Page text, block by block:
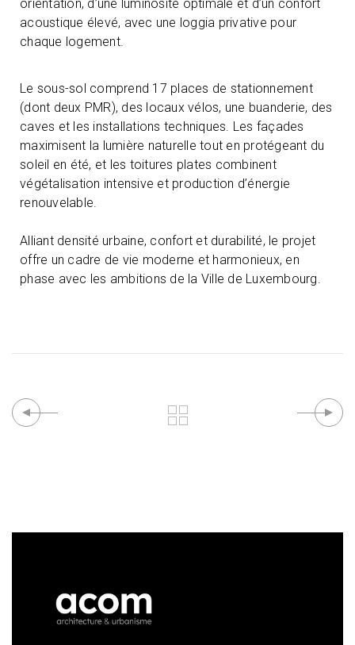
orientation, d’une luminosité optimale et d’un confort
acoustique élevé, avec une loggia privative pour
chaque logement.
Le sous-sol comprend 17 places de stationnement
(dont deux PMR), des locaux vélos, une buanderie, des
caves et les installations techniques. Les façades
maximisent la lumière naturelle tout en protégeant du
soleil en été, et les toitures plates combinent
végétalisation intensive et production d’énergie
renouvelable.
Alliant densité urbaine, confort et durabilité, le projet
offre un cadre de vie moderne et harmonieux, en
phase avec les ambitions de la Ville de Luxembourg.